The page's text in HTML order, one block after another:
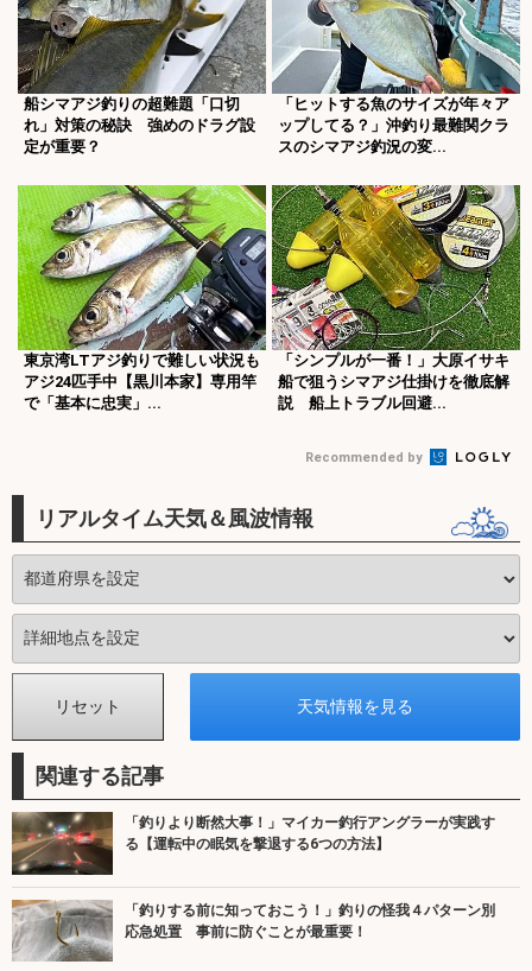
船シマアジ釣りの超難題「口切
れ」対策の秘訣 強めのドラグ設
定が重要？
「ヒットする魚のサイズが年々ア
ップしてる？」沖釣り最難関クラ
スのシマアジ釣況の変...
東京湾LTアジ釣りで難しい状況も
アジ24匹手中【黒川本家】専用竿
で「基本に忠実」...
「シンプルが一番！」大原イサキ
船で狙うシマアジ仕掛けを徹底解
説 船上トラブル回避...
Recommended by
リアルタイム天気＆風波情報
関連する記事
「釣りより断然大事！」マイカー釣行アングラーが実践す
る【運転中の眠気を撃退する6つの方法】
「釣りする前に知っておこう！」釣りの怪我４パターン別
応急処置 事前に防ぐことが最重要！